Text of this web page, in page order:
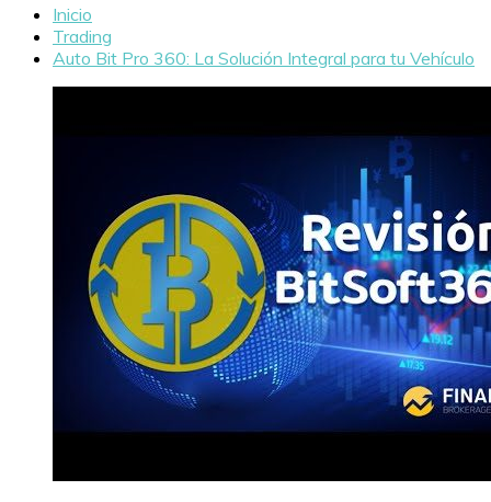
Inicio
Trading
Auto Bit Pro 360: La Solución Integral para tu Vehículo